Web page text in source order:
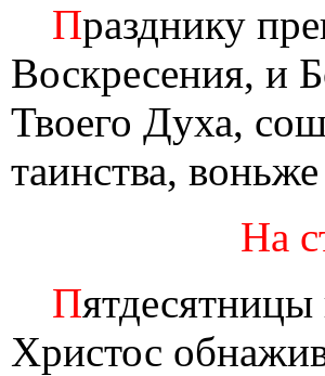
Празднику
Воскресения, и
Твоего Духа,
таинства,
На
П
Христос